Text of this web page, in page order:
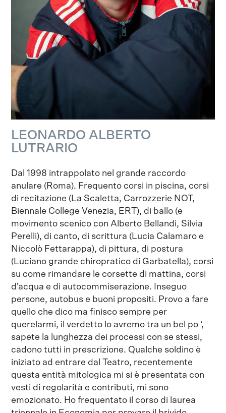
LEONARDO ALBERTO
LUTRARIO
Dal 1998 intrappolato nel grande raccordo
anulare (Roma). Frequento corsi in piscina, corsi
di recitazione (La Scaletta, Carrozzerie NOT,
Biennale College Venezia, ERT), di ballo (e
movimento scenico con Alberto Bellandi, Silvia
Perelli), di canto, di scrittura (Lucia Calamaro e
Niccolò Fettarappa), di pittura, di postura
(Luciano grande chiropratico di Garbatella), corsi
su come rimandare le corsette di mattina, corsi
d’acqua e di autocommiserazione. Inseguo
persone, autobus e buoni propositi. Provo a fare
quello che dico ma finisco sempre per
querelarmi, il verdetto lo avremo tra un bel po ‘,
sapete la lunghezza dei processi con se stessi,
cadono tutti in prescrizione. Qualche soldino è
iniziato ad entrare dal Teatro, recentemente
questa entità mitologica mi si è presentata con
vesti di regolarità e contributi, mi sono
emozionato. Ho frequentato il corso di laurea